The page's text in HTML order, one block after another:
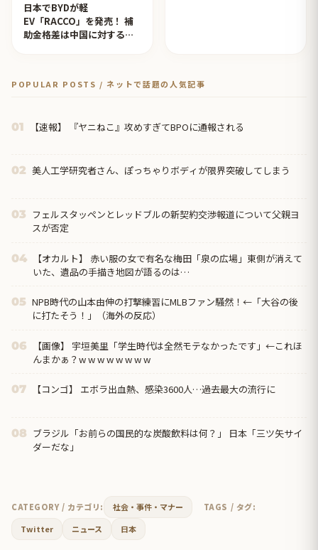
日本でBYDが軽
EV「RACCO」を発売！ 補
助金格差は中国に対するイ
POPULAR POSTS / ネットで話題の人気記事
01 【速報】 『ヤニねこ』攻めすぎてBPOに通報される
02 美人工学研究者さん、ぽっちゃりボディが限界突破してしまう
03 フェルスタッペンとレッドブルの新契約交渉報道について父親ヨ
スが否定
04
【オカルト】 赤い服の女で有名な梅田「泉の広場」東側が消えて
いた、遺品の手描き地図が語るのは…
05 NPB時代の山本由伸の打撃練習にMLBファン騒然！←「大谷の後
に打たそう！」（海外の反応）
06
【画像】 宇垣美里「学生時代は全然モテなかったです」←これほ
んまかぁ？w w w w w w w w
07 【コンゴ】 エボラ出血熱、感染3600人…過去最大の流行に
08 ブラジル「お前らの国民的な炭酸飲料は何？」 日本「三ツ矢サイ
ダーだな」
CATEGORY / カテゴリ: 社会・事件・マナー
TAGS / タグ:
Twitter
ニュース 日本